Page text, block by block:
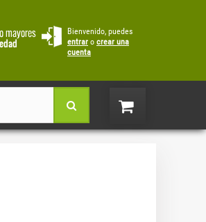
Bienvenido, puedes
entrar o crear una
cuenta